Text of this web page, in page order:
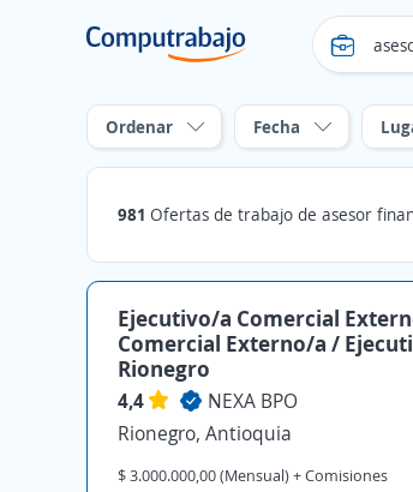
Ordenar Fecha
981 Ofertas de trabajo de asesor financiero en
Ejecutivo/a Comercial
Comercial Externo/a /
Rionegro
4,4
NEXA BPO
Rionegro, Antioquia
$ 3.000.000,00 (Mensual) + Comisiones